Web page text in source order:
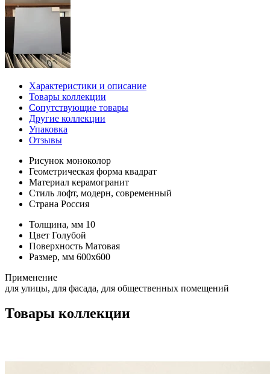
Характеристики и описание
Товары коллекции
Сопутствующие товары
Другие коллекции
Упаковка
Отзывы
Рисунок моноколор
Геометрическая форма квадрат
Материал керамогранит
Стиль лофт, модерн, современный
Страна Россия
Толщина, мм 10
Цвет Голубой
Поверхность Матовая
Размер, мм 600х600
Применение
для улицы, для фасада, для общественных помещений
Товары коллекции